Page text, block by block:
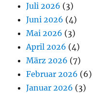
Juli 2026 (3)
Juni 2026 (4)
Mai 2026 (3)
April 2026 (4)
März 2026 (7)
Februar 2026 (6)
Januar 2026 (3)